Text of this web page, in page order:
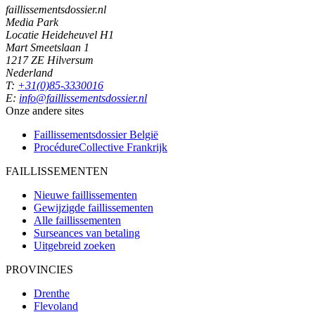
faillissementsdossier.nl
Media Park
Locatie Heideheuvel H1
Mart Smeetslaan 1
1217 ZE Hilversum
Nederland
T: +31(0)85-3330016
E: info@faillissementsdossier.nl
Onze andere sites
Faillissementsdossier België
ProcédureCollective Frankrijk
FAILLISSEMENTEN
Nieuwe faillissementen
Gewijzigde faillissementen
Alle faillissementen
Surseances van betaling
Uitgebreid zoeken
PROVINCIES
Drenthe
Flevoland